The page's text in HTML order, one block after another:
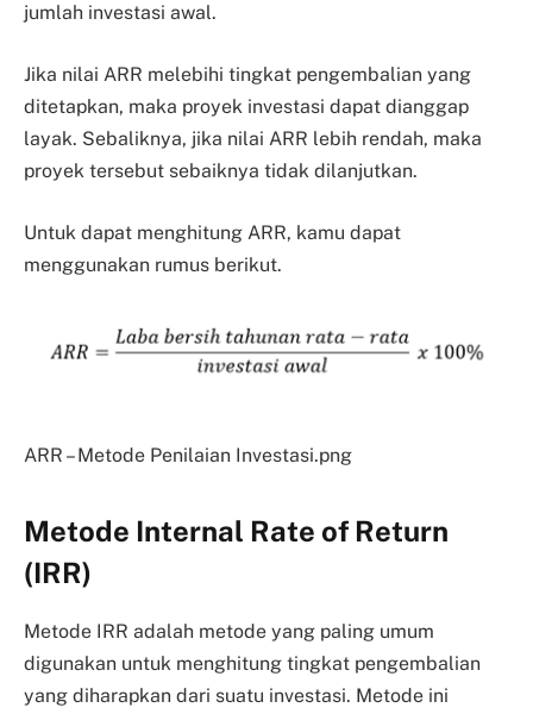
jumlah investasi awal.
Jika nilai ARR melebihi tingkat pengembalian yang
ditetapkan, maka proyek investasi dapat dianggap
layak. Sebaliknya, jika nilai ARR lebih rendah, maka
proyek tersebut sebaiknya tidak dilanjutkan.
Untuk dapat menghitung ARR, kamu dapat
menggunakan rumus berikut.
ARR – Metode Penilaian Investasi.png
Metode Internal Rate of Return
(IRR)
Metode IRR adalah metode yang paling umum
digunakan untuk menghitung tingkat pengembalian
yang diharapkan dari suatu investasi. Metode ini